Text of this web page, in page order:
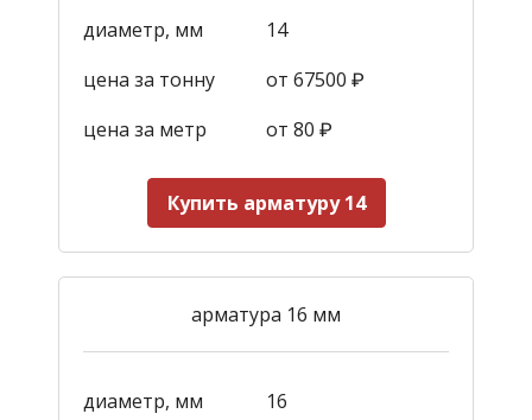
диаметр, мм
14
цена за тонну
от 67500 ₽
цена за метр
от 80 ₽
Купить арматуру 14
арматура 16 мм
диаметр, мм 16